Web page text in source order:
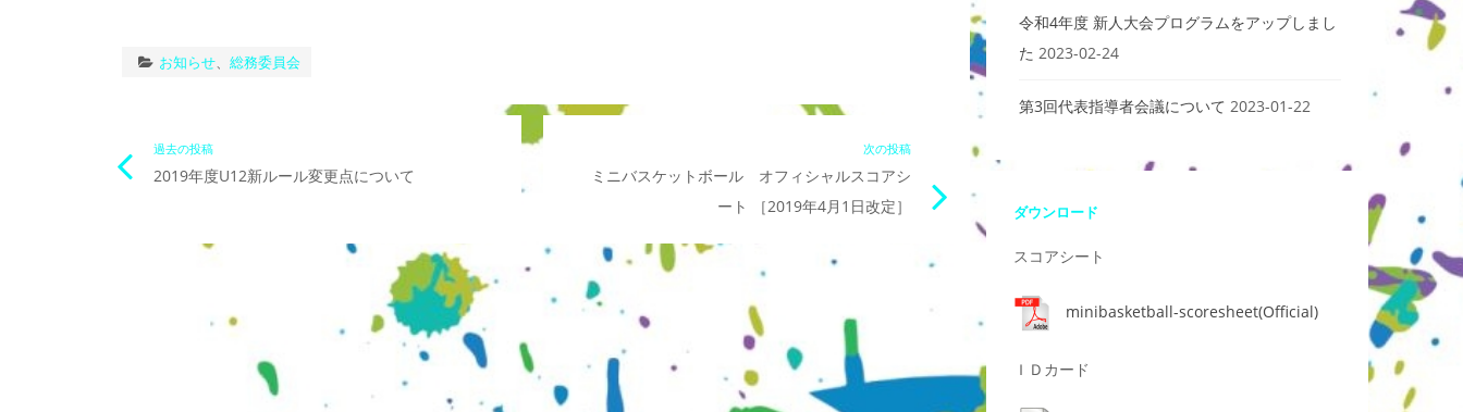
お知らせ、 総務委員会
過去の投稿
2019年度U12新ルール変更点について
リ
ク
次の投稿
ミニバスケットボール オフィシャルスコアシ
ート ［2019年4月1日改定］
令和4年度 新人大会プログラムをアップしまし
た 2023-02-24
第3回代表指導者会議について 2023-01-22
ダウンロード
スコアシート
minibasketball-scoresheet(Official)
ＩＤカード